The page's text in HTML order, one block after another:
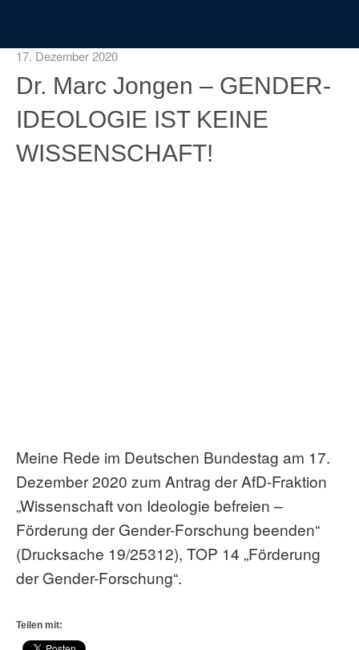
17. Dezember 2020
Dr. Marc Jongen – GENDER-
IDEOLOGIE IST KEINE
WISSENSCHAFT!
Meine Rede im Deutschen Bundestag am 17.
Dezember 2020 zum Antrag der AfD-Fraktion
„Wissenschaft von Ideologie befreien –
Förderung der Gender-Forschung beenden“
(Drucksache 19/25312), TOP 14 „Förderung
der Gender-Forschung“.
Teilen mit: